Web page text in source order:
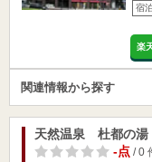
宿
楽
関連情報から探す
天然温泉 杜都の
-点/ 0